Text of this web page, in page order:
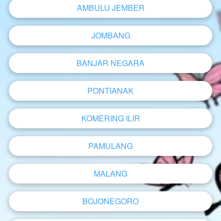
`
AMBULU JEMBER
`
JOMBANG
`BANJAR NEGARA
`PONTIANAK
`KOMERING ILIR
`PAMULANG
`MALANG
`BOJONEGORO